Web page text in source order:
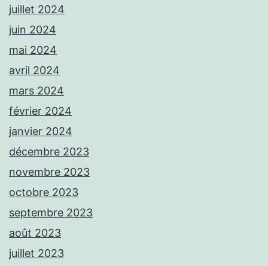
juillet 2024
juin 2024
mai 2024
avril 2024
mars 2024
février 2024
janvier 2024
décembre 2023
novembre 2023
octobre 2023
septembre 2023
août 2023
juillet 2023